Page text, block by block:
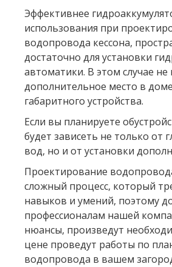
Эффективнее
использования при
водопровода кессона,
достаточно для установки
автоматики. В этом случае не
дополнительное место в
габаритного устройства.
Если вы планируете
будет зависеть не только от
вод, но и от установки
Проектирование
сложный процесс, который
навыков и умений, поэтому
профессионалам нашей
нюансы, произведут
цене проведут работы по
водопровода в вашем